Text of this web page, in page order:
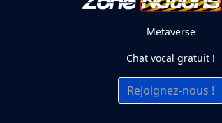
Metaverse
Chat vocal gratuit !
Rejoignez-nous !